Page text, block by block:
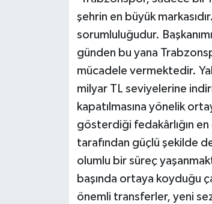
şehrin en büyük
sorumluluğudur.
günden bu yana
mücadele vermektedir.
milyar TL seviyelerine
kapatılmasına yönelik
gösterdiği fedakârlığın
tarafından güçlü şekilde
olumlu bir süreç
başında ortaya koyduğu
önemli transferler, yeni
KÜLTÜR SANAT
Otomobil
POLİTİKA